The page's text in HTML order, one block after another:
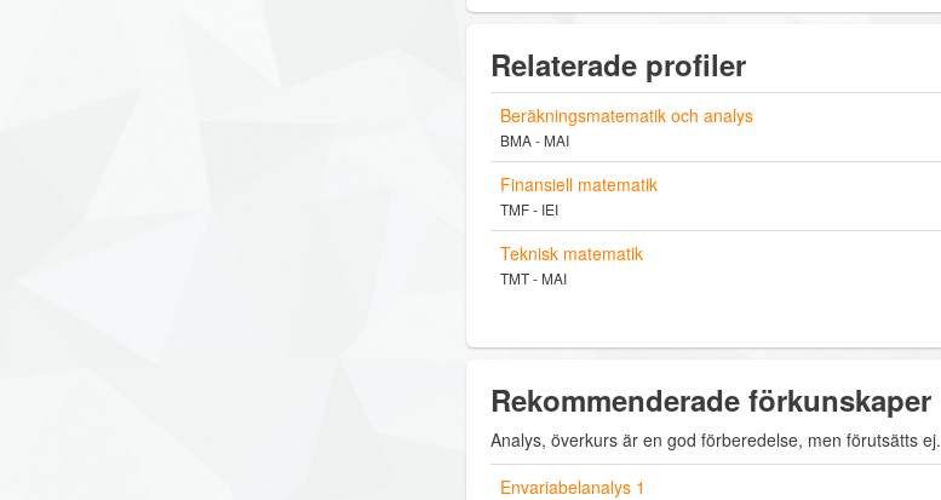
Relaterade profiler
Beräkningsmatematik och analys
BMA - MAI
Finansiell matematik
TMF - IEI
Teknisk matematik
TMT - MAI
Rekommenderade förkunskaper
Analys, överkurs är en god förberedelse, men förutsätts ej.
Envariabelanalys 1